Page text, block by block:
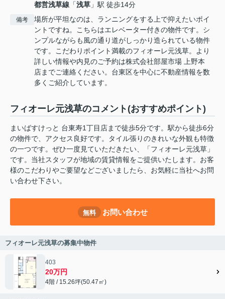
都営浅草線 「浅草 」駅 徒歩14分
備考
場所が平坦なのは、ランニングをする上で抑えたいポイ
ントですね。こちらはエレベーター付きの物件です。シ
ンプルながらも風の通り道がしっかり造られている物件
です。こだわりポイント満載のフィオーレ元浅草。より
詳しい情報や内見のご予約は株式会社部屋市場 上野本
店までご連絡ください。台東区を中心に不動産情報を数
多くご紹介しています。
フィオーレ元浅草のコメント(おすすめポイント)
まいばすけっと 台東寿1丁目店まで徒歩5分です。駅から徒歩6分
の物件で、アクセス良好です。タイル張りのきれいな外観も特徴
の一つです。ぜひ一度見ていただきたい、「フィオーレ元浅草」
です。当社スタッフが地域の賃貸情報をご提供いたします。お客
様のこだわりやご要望などございましたら、お気軽に当社へお問
い合わせ下さい。
無料 お問い合わせ
フィオーレ元浅草の募集中物件
403
20万円
4階 / 15.26坪(50.47㎡)